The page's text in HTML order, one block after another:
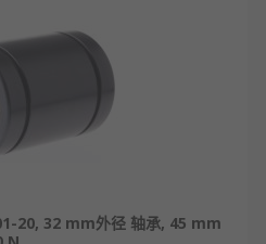
20, 32 mm外径 轴承, 45 mm